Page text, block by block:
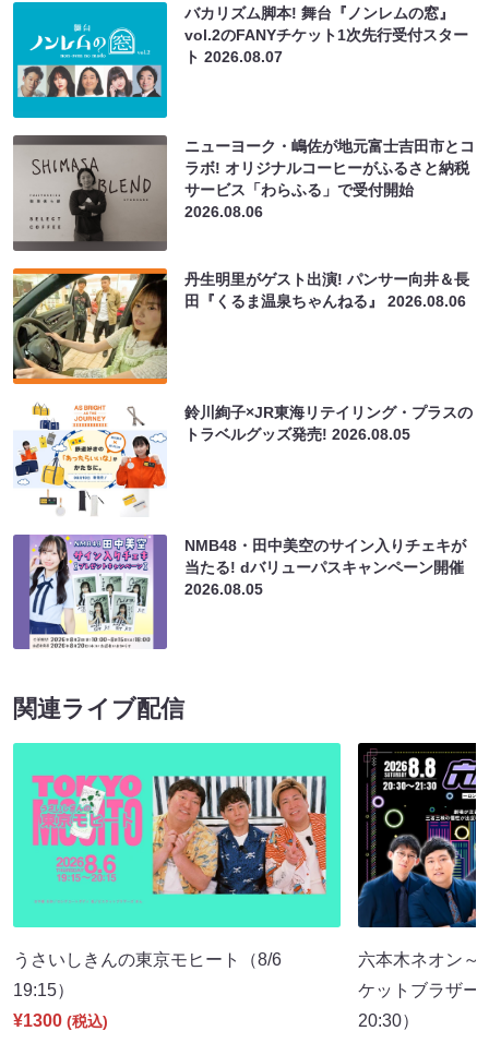
バカリズム脚本! 舞台『ノンレムの窓』
vol.2のFANYチケット1次先行受付スター
ト2026.08.07
ニューヨーク・嶋佐が地元富士吉田市とコ
ラボ! オリジナルコーヒーがふるさと納税
サービス「わらふる」で受付開始
2026.08.06
丹生明里がゲスト出演! パンサー向井＆長
田『くるま温泉ちゃんねる』2026.08.06
鈴川絢子×JR東海リテイリング・プラスの
トラベルグッズ発売!2026.08.05
NMB48・田中美空のサイン入りチェキが
当たる! dバリューパスキャンペーン開催
2026.08.05
関連ライブ配信
うさいしきんの東京モヒート（8/6
19:15）
¥1300 (税込)
六本木ネオン～
ケットブラザ
20:30）